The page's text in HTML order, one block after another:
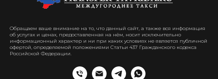
Обращаем ваше внимание на то, что данный сайт, а также вся информация
об услугах и ценах, предоставленная на нём, носит исключительно
информационный характер и ни при каких условиях не является публичной
офертой, определяемой положениями Статьи 437 Гражданского кодекса
Российской Федерации.